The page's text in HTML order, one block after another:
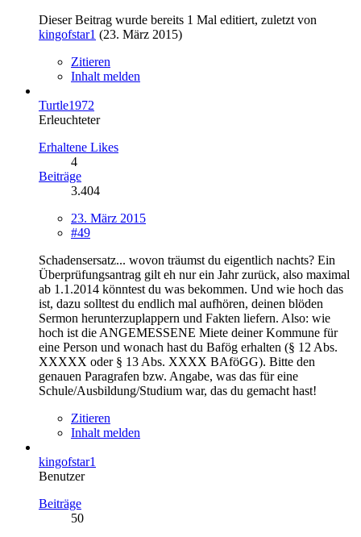
Dieser Beitrag wurde bereits 1 Mal editiert, zuletzt von
kingofstar1 (23. März 2015)
Zitieren
Inhalt melden
Turtle1972
Erleuchteter
Erhaltene Likes
4
Beiträge
3.404
23. März 2015
#49
Schadensersatz... wovon träumst du eigentlich nachts? Ein
Überprüfungsantrag gilt eh nur ein Jahr zurück, also maximal
ab 1.1.2014 könntest du was bekommen. Und wie hoch das
ist, dazu solltest du endlich mal aufhören, deinen blöden
Sermon herunterzuplappern und Fakten liefern. Also: wie
hoch ist die ANGEMESSENE Miete deiner Kommune für
eine Person und wonach hast du Bafög erhalten (§ 12 Abs.
XXXXX oder § 13 Abs. XXXX BAföGG). Bitte den
genauen Paragrafen bzw. Angabe, was das für eine
Schule/Ausbildung/Studium war, das du gemacht hast!
Zitieren
Inhalt melden
kingofstar1
Benutzer
Beiträge
50